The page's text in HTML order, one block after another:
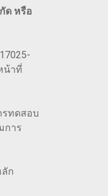
ด หรือ
น้าที่
รทดสอบ
การ
ก